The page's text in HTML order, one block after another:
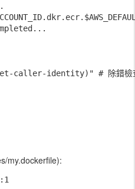
caller-identity)" # 除錯
my.dockerfile):